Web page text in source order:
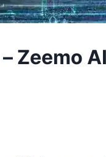
تحميل فيديوهات يوتيوب بسرعة باستخدام Zeemo AI –